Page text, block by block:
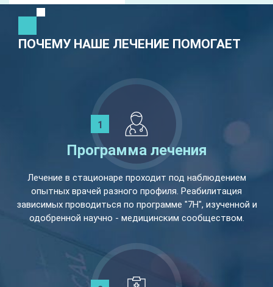
ПОЧЕМУ НАШЕ ЛЕЧЕНИЕ ПОМОГАЕТ
Программа лечения
Лечение в стационаре проходит под наблюдением
опытных врачей разного профиля. Реабилитация
зависимых проводиться по программе "7Н", изученной и
одобренной научно - медицинским сообществом.